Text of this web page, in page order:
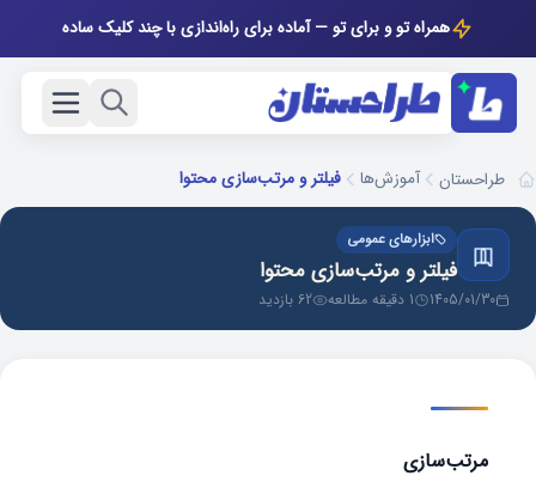
همراه تو و برای تو — آماده برای راه‌اندازی با چند کلیک ساده
طراحستان آموزش‌ها فیلتر و مرتب‌سازی محتوا
ابزارهای عمومی
فیلتر و مرتب‌سازی محتوا
1405/01/30 1 دقیقه مطالعه 62 بازدید
مرتب‌سازی